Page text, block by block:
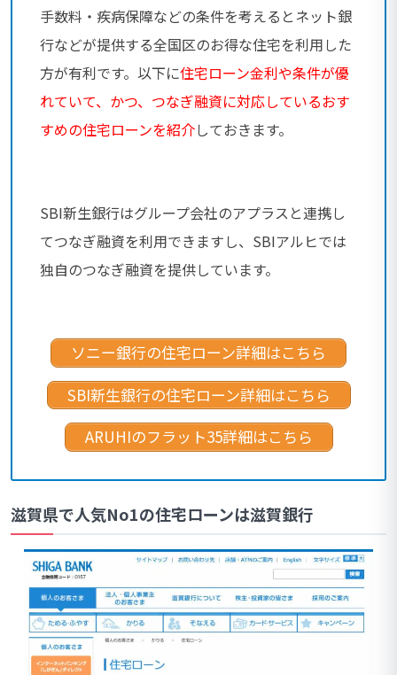
手数料・疾病保障などの条件を考えるとネット銀
行などが提供する全国区のお得な住宅を利用した
方が有利です。以下に住宅ローン金利や条件が優
れていて、かつ、つなぎ融資に対応しているおす
すめの住宅ローンを紹介しておきます。
SBI新生銀行はグループ会社のアプラスと連携し
てつなぎ融資を利用できますし、SBIアルヒでは
独自のつなぎ融資を提供しています。
ソニー銀行の住宅ローン詳細はこちら
SBI新生銀行の住宅ローン詳細はこちら
ARUHIのフラット35詳細はこちら
滋賀県で人気No1の住宅ローンは滋賀銀行